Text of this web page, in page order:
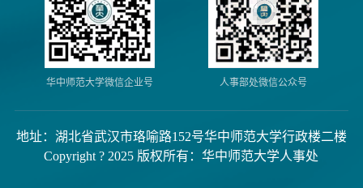
华中师范大学微信企业号 人事部处微信公众号
地址：湖北省武汉市珞喻路152号华中师范大学行政楼二楼
Copyright ? 2025 版权所有：华中师范大学人事处